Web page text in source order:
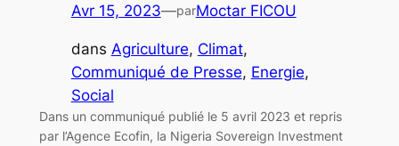
Avr 15, 2023—parMoctar FICOU
dans Agriculture, Climat
Communiqué de Presse, Energie
Social
Dans un communiqué publié le 5 avril 2023 et repris
par l’Agence Ecofin, la Nigeria Sovereign Investment